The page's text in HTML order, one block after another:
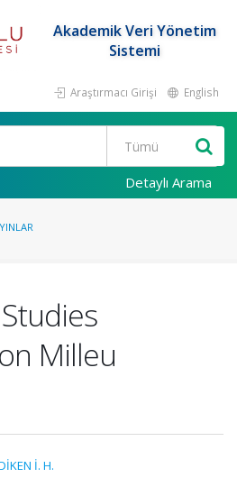
Akademik Veri Yönetim
Sistemi
Araştırmacı Girişi English
Detaylı Arama
Milleu
İ. H.